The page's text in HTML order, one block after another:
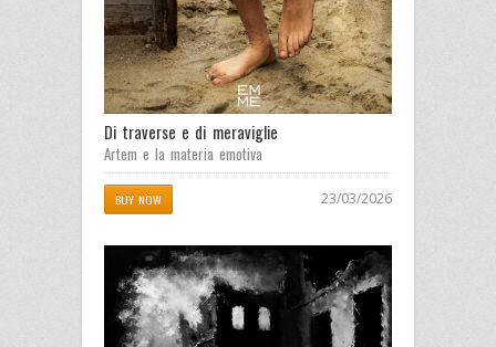
Di traverse e di meraviglie
Artem e la materia emotiva
BUY NOW 23/03/2026